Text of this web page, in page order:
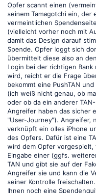
Opfer scannt einen
seinem Tamagotchi ein, der
vermeintlichen
(vielleicht vorher noch mit
damit das Design darauf
Spende. Opfer loggt sich
übermittelt diese also an
Login bei der richtigen
wird, reicht er die Frage
bekommt eine PushTAN
(ich weiß nicht genau, ob
oder ob da ein anderer
Angreifer haben das sicher
"User-Journey"). Angreifer,
verknüpft ein olles iPhone
des Opfers. Dafür ist eine
wird dem Opfer vorgespielt,
Eingabe einer (ggfs.
TAN und gibt sie auf der
Angreifer sie und kann die
seiner Kontrolle
Ihnen noch eine